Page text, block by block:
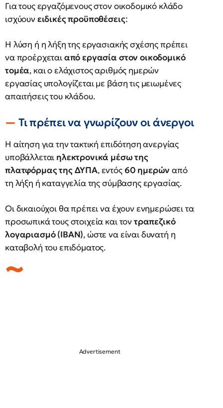
Για τους εργαζόμενους στον οικοδομικό κλάδο
ισχύουνειδικές προϋποθέσεις:
Η λύση ή η λήξη της εργασιακής σχέσης πρέπει
να προέρχεταιαπό εργασία στον οικοδομικό
τομέα, και ο ελάχιστος αριθμός ημερών
εργασίας υπολογίζεται με βάση τις μειωμένες
απαιτήσεις του κλάδου.
Τι πρέπει να γνωρίζουν οι άνεργοι
Η αίτηση για την τακτική επιδότηση ανεργίας
υποβάλλεται ηλεκτρονικά μέσω της
πλατφόρμας της ΔΥΠΑ, εντός 60 ημερών από
τη λήξη ή καταγγελία της σύμβασης εργασίας.
Οι δικαιούχοι θα πρέπει να έχουν ενημερώσει τα
προσωπικά τους στοιχεία και τοντραπεζικό
λογαριασμό (IBAN), ώστε να είναι δυνατή η
καταβολή του επιδόματος.